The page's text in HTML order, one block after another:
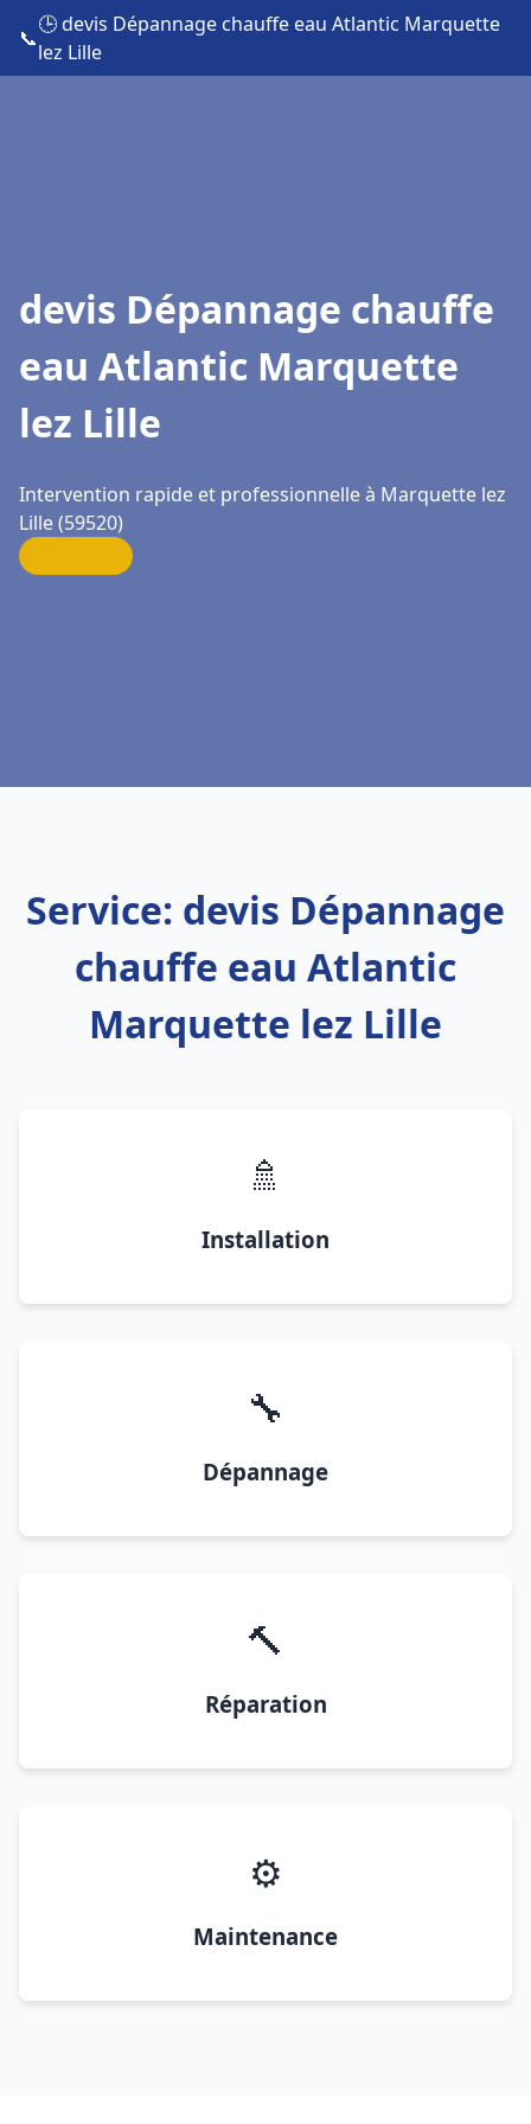
📞
🕒 devis Dépannage chauffe eau Atlantic Marquette
lez Lille
devis Dépannage chauffe
eau Atlantic Marquette
lez Lille
Intervention rapide et professionnelle à Marquette lez
Lille (59520)
Service: devis Dépannage
chauffe eau Atlantic
Marquette lez Lille
🚿
Installation
🔧
Dépannage
🔨
Réparation
⚙️
Maintenance